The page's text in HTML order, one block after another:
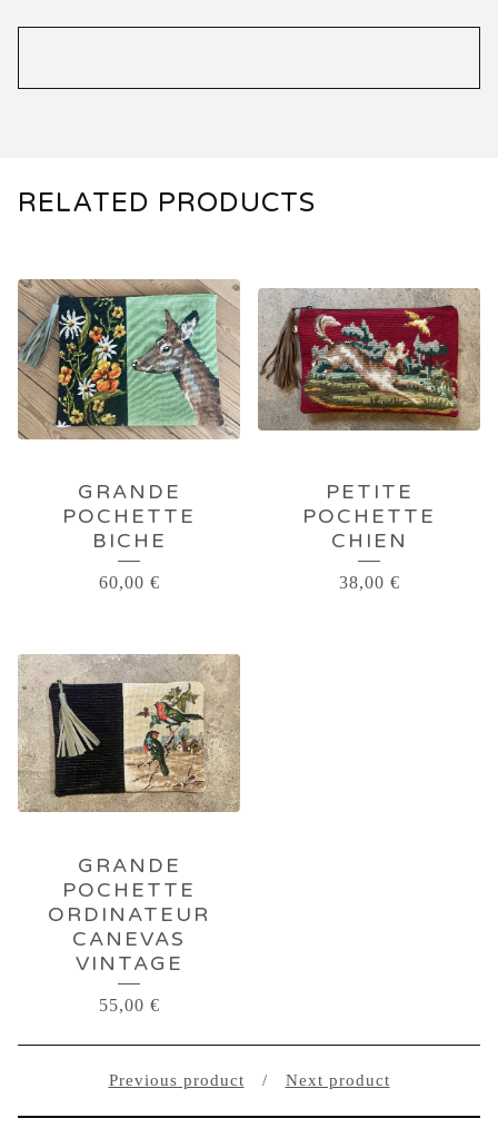
RELATED PRODUCTS
GRANDE
POCHETTE
BICHE
60,00 €
PETITE
POCHETTE
CHIEN
38,00 €
GRANDE
POCHETTE
ORDINATEUR
CANEVAS
VINTAGE
55,00 €
Previous product Next product